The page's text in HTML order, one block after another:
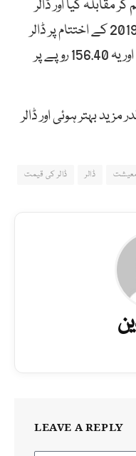
جم کر مقابلہ کیا اور ڈالر
157.20 روپے تک پہنچ گیا۔ ستمبر 2019 کے اختتام پر ڈالر
کی قیمت میں مزید کمی واقع ہوئی اور یہ 156.40 روپے پر
قدر مزید بہتر ہوئی اور ڈالر
معیشت ڈالر ڈالر کی قیمت
LEAVE A REPLY